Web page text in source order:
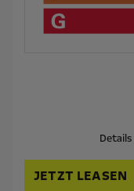
JETZT LEASEN